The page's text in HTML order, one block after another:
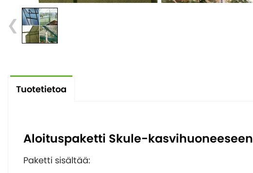
Tuotetietoa
Aloituspaketti Skule-kasvihuoneeseen
Paketti sisältää: